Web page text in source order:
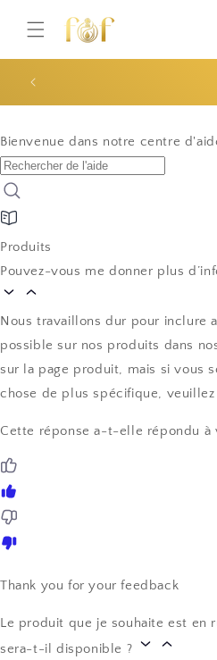
passer
au
Bienvenue dans notre centre
Produits
Pouvez-vous me donner plus
Nous travaillons dur pour inclure
possible sur nos produits dans
sur la page produit, mais si vous
chose de plus spécifique,
Cette réponse a-t-elle répondu à
Thank you for your feedback
Le produit que je souhaite est en
sera-t-il disponible ?